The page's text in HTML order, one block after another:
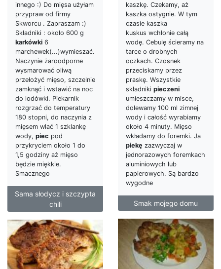
kaszkę. Czekamy, aż
kaszka ostygnie. W tym
czasie kaszka
kuskus wchłonie całą
wodę. Cebulę ścieramy na
tarce o drobnych
oczkach. Czosnek
przeciskamy przez
praskę. Wszystkie
składniki pieczeni
umieszczamy w misce,
dolewamy 100 ml zimnej
wody i całość wyrabiamy
około 4 minuty. Mięso
wkładamy do foremki. Ja
piekę zazwyczaj w
jednorazowych foremkach
aluminiowych lub
papierowych. Są bardzo
wygodne
Smak mojego domu
innego :) Do mięsa użyłam
przypraw od firmy
Skworcu . Zapraszam :)
Składniki : około 600 g
karkówki 6
marchewek(...)wymieszać.
Naczynie żaroodporne
wysmarować oliwą
przełożyć mięso, szczelnie
zamknąć i wstawić na noc
do lodówki. Piekarnik
rozgrzać do temperatury
180 stopni, do naczynia z
mięsem wlać 1 szklankę
wody, piec pod
przykryciem około 1 do
1,5 godziny aż mięso
będzie miękkie.
Smacznego
Sama słodycz i szczypta
chili